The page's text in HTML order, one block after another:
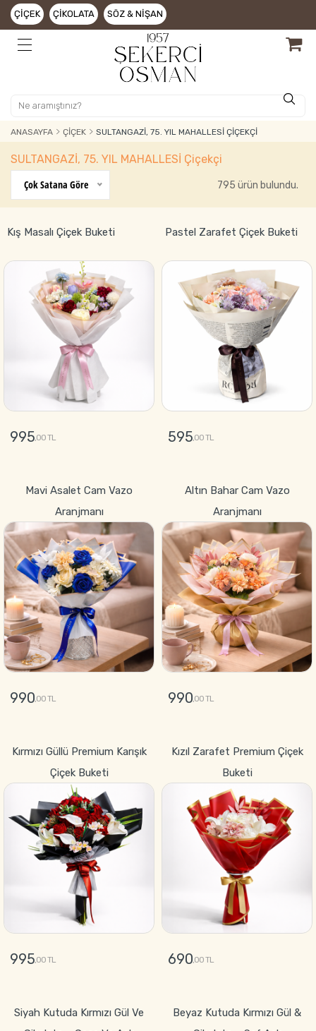
ÇIÇEK ÇIKOLATA SÖZ & NIŞAN
ANASAYFA ÇIÇEK SULTANGAZİ, 75. YIL MAHALLESİ ÇIÇEKÇI
SULTANGAZİ, 75. YIL MAHALLESİ Çiçekçi
Çok Satana Göre
795 ürün bulundu.
Kış Masalı Çiçek Buketi
995,00 TL
Pastel Zarafet Çiçek Buketi
595,00 TL
Mavi Asalet Cam Vazo
Aranjmanı
990,00 TL
Altın Bahar Cam Vazo
Aranjmanı
990,00 TL
Kırmızı Güllü Premium Karışık
Çiçek Buketi
995,00 TL
Kızıl Zarafet Premium Çiçek
Buketi
690,00 TL
Siyah Kutuda Kırmızı Gül Ve
Beyaz Kutuda Kırmızı Gül &